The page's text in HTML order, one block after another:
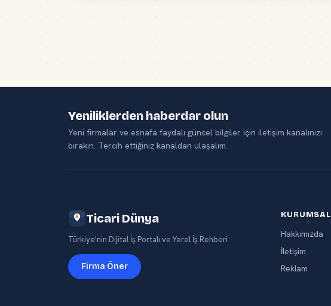
Yeniliklerden haberdar olun
Yeni firmalar ve esnafa faydalı güncel bilgiler için iletişim kanalınızı
bırakın. Tercih ettiğiniz kanaldan ulaşalım.
Ticari Dünya
Türkiye'nin Dijital İş Portalı ve Yerel İş Rehberi
Firma Öner
KURUMSAL
Hakkımızda
İletişim
Reklam